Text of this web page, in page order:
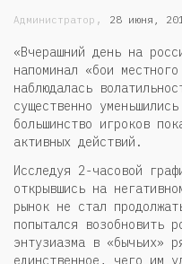
Администратор , 28 июня,
«Вчерашний день на
напоминал «бои
наблюдалась
существенно
большинство игроков
активных действий.
Исследуя 2-часовой
открывшись на
рынок не стал
попытался возобновить
энтузиазма в «бычьих»
единственное, чего им